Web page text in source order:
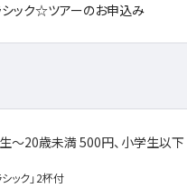
ック☆ツアーのお申込み
～20歳未満 500円、小学生以
ック」2杯付